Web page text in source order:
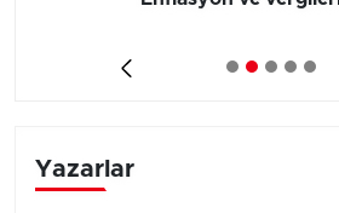
Yazarlar